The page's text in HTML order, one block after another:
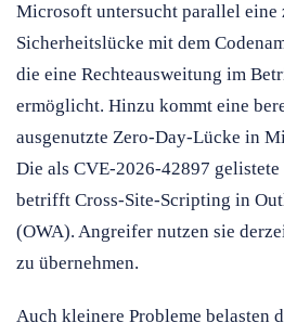
Microsoft untersucht parallel eine
Sicherheitslücke mit dem
die eine Rechteausweitung im
ermöglicht. Hinzu kommt eine
ausgenutzte Zero-Day-Lücke in
Die als CVE-2026-42897 gelistete
betrifft Cross-Site-Scripting in
(OWA). Angreifer nutzen sie
zu übernehmen.
Auch kleinere Probleme belasten